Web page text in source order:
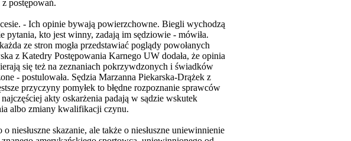
postępowań.
- Ich opinie bywają powierzchowne. Biegli wychodzą
pytania, kto jest winny, zadają im sędziowie - mówiła.
ze stron mogła przedstawiać poglądy powołanych
z Katedry Postępowania Karnego UW dodała, że opinia
się też na zeznaniach pokrzywdzonych i świadków
- postulowała. Sędzia Marzanna Piekarska-Drążek z
przyczyny pomyłek to błędne rozpoznanie sprawców
akty oskarżenia padają w sądzie wskutek
albo zmiany kwalifikacji czynu.
skazanie, ale także o niesłuszne uniewinnienie